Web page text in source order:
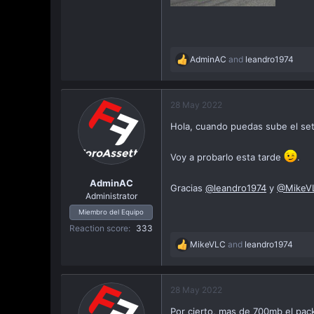
R
a
c
i
n
AdminAC and leandro1974
AdminAC
Administrator
Miembro del Equipo
Reaction score 333
28 May 2022
Hola, cuando puedas sube el
Voy a probarlo esta tarde .
Gracias @leandro1974 y
R
a
c
MikeVLC and leandro1974
28 May 2022
Por cierto, mas de 700mb el